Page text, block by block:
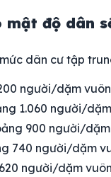
mật độ dân
dân cư tập
người/dặm
1.060 người/
900 người/
740 người/dặm
người/dặm